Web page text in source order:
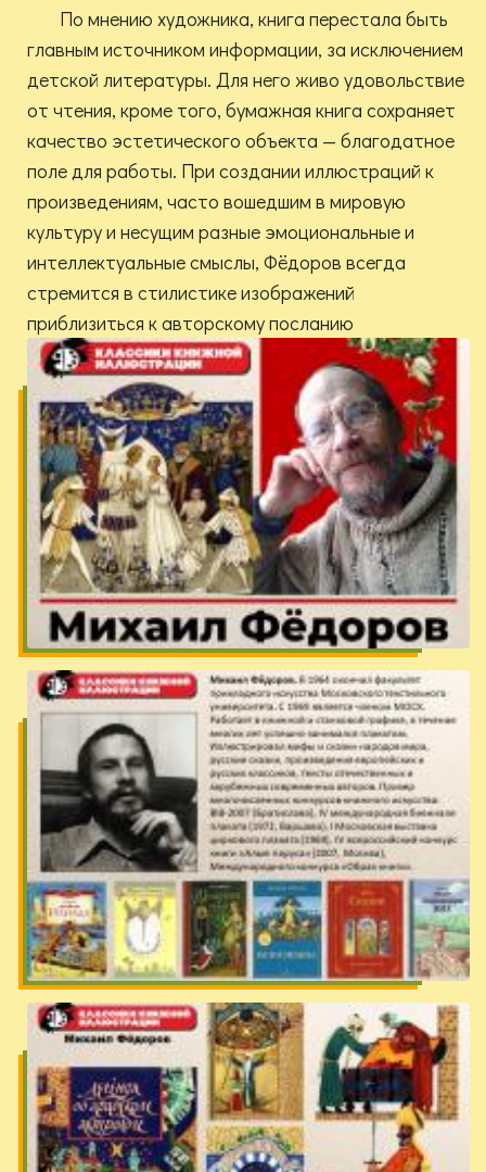
По мнению художника, книга перестала быть
главным источником информации, за исключением
детской литературы. Для него живо удовольствие
от чтения, кроме того, бумажная книга сохраняет
качество эстетического объекта — благодатное
поле для работы. При создании иллюстраций к
произведениям, часто вошедшим в мировую
культуру и несущим разные эмоциональные и
интеллектуальные смыслы, Фёдоров всегда
стремится в стилистике изображений
приблизиться к авторскому посланию